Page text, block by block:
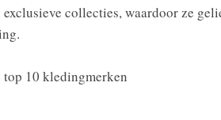
exclusieve collecties, waardoor ze